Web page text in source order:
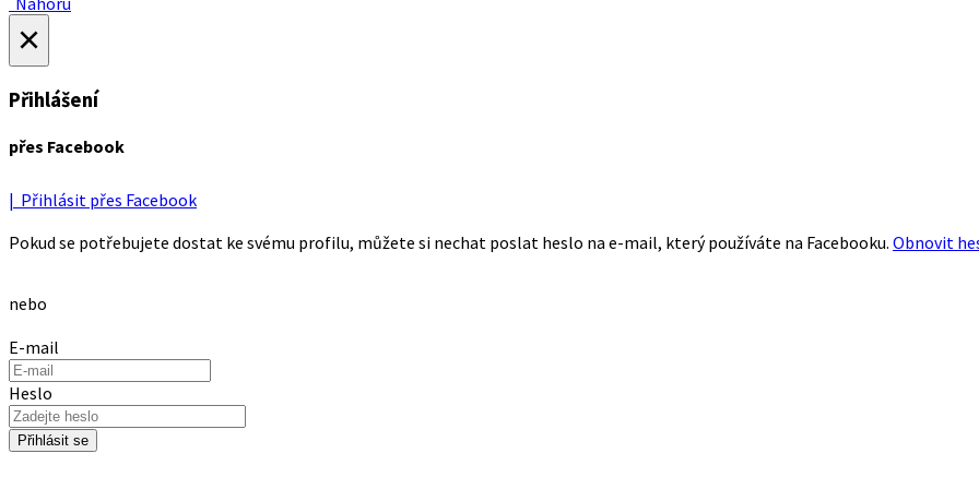
×
Přihlášení
přes Facebook
| Přihlásit přes Facebook
Pokud se potřebujete dostat ke svému profilu, můžete si nechat poslat heslo na e-mail, který používáte na Facebooku. Obnovit
nebo
E-mail
Heslo
Přihlásit se